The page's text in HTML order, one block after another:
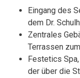
Eingang des
dem Dr.
Zentrales
Terrassen
Festetics
der über die